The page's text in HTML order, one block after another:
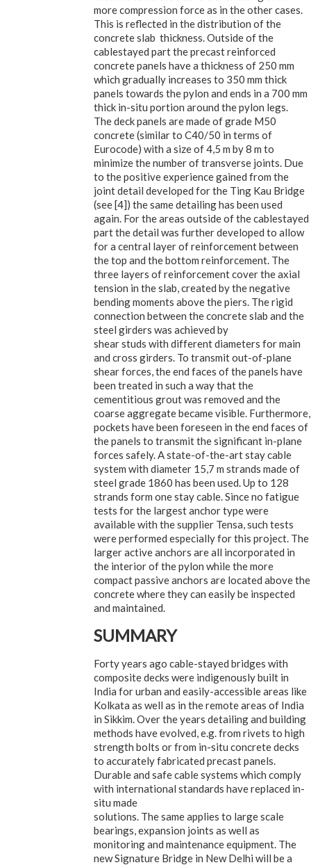
more compression force as in the other cases.
This is reflected in the distribution of the
concrete slab thickness. Outside of the
cablestayed part the precast reinforced
concrete panels have a thickness of 250 mm
which gradually increases to 350 mm thick
panels towards the pylon and ends in a 700 mm
thick in-situ portion around the pylon legs.
The deck panels are made of grade M50
concrete (similar to C40/50 in terms of
Eurocode) with a size of 4,5 m by 8 m to
minimize the number of transverse joints. Due
to the positive experience gained from the
joint detail developed for the Ting Kau Bridge
(see [4]) the same detailing has been used
again. For the areas outside of the cablestayed
part the detail was further developed to allow
for a central layer of reinforcement between
the top and the bottom reinforcement. The
three layers of reinforcement cover the axial
tension in the slab, created by the negative
bending moments above the piers. The rigid
connection between the concrete slab and the
steel girders was achieved by
shear studs with different diameters for main
and cross girders. To transmit out-of-plane
shear forces, the end faces of the panels have
been treated in such a way that the
cementitious grout was removed and the
coarse aggregate became visible. Furthermore,
pockets have been foreseen in the end faces of
the panels to transmit the significant in-plane
forces safely. A state-of-the-art stay cable
system with diameter 15,7 m strands made of
steel grade 1860 has been used. Up to 128
strands form one stay cable. Since no fatigue
tests for the largest anchor type were
available with the supplier Tensa, such tests
were performed especially for this project. The
larger active anchors are all incorporated in
the interior of the pylon while the more
compact passive anchors are located above the
concrete where they can easily be inspected
and maintained.
SUMMARY
Forty years ago cable-stayed bridges with
composite decks were indigenously built in
India for urban and easily-accessible areas like
Kolkata as well as in the remote areas of India
in Sikkim. Over the years detailing and building
methods have evolved, e.g. from rivets to high
strength bolts or from in-situ concrete decks
to accurately fabricated precast panels.
Durable and safe cable systems which comply
with international standards have replaced in-
situ made
solutions. The same applies to large scale
bearings, expansion joints as well as
monitoring and maintenance equipment. The
new Signature Bridge in New Delhi will be a